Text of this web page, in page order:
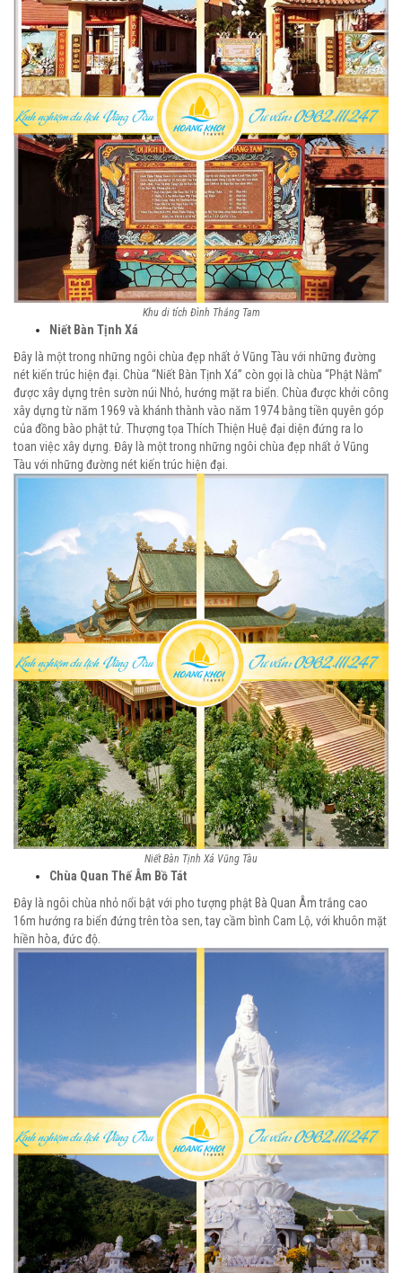
Khu di tích Đình Thắng Tam
Niết Bàn Tịnh Xá
Đây là một trong những ngôi chùa đẹp nhất ở Vũng Tàu với những đường
nét kiến trúc hiện đại. Chùa “Niết Bàn Tịnh Xá” còn gọi là chùa “Phật Nằm”
được xây dựng trên sườn núi Nhỏ, hướng mặt ra biển. Chùa được khởi công
xây dựng từ năm 1969 và khánh thành vào năm 1974 bằng tiền quyên góp
của đồng bào phật tử. Thượng tọa Thích Thiện Huệ đại diện đứng ra lo
toan việc xây dựng. Đây là một trong những ngôi chùa đẹp nhất ở Vũng
Tàu với những đường nét kiến trúc hiện đại.
Niết Bàn Tịnh Xá Vũng Tàu
Chùa Quan Thế Âm Bồ Tát
Đây là ngôi chùa nhỏ nổi bật với pho tượng phật Bà Quan Âm trắng cao
16m hướng ra biển đứng trên tòa sen, tay cầm bình Cam Lộ, với khuôn mặt
hiền hòa, đức độ.